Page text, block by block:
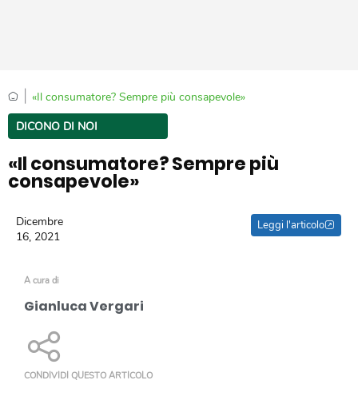
«Il consumatore? Sempre più consapevole»
DICONO DI NOI
«Il consumatore? Sempre più
consapevole»
A cura di
Gianluca Vergari
CONDIVIDI QUESTO ARTICOLO
Dicembre
16, 2021
Leggi l'articolo